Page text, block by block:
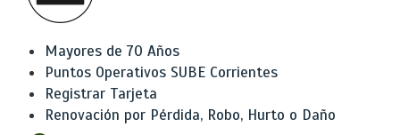
Mayores de 70 Años
Puntos Operativos SUBE Corrientes
Registrar Tarjeta
Renovación por Pérdida, Robo, Hurto o Daño